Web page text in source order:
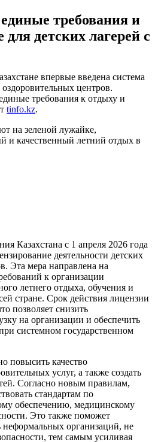
требования и
детских лагерей с
впервые введена система
центров.
требования к отдыху и
tinfo.kz.
Казахстана с 1 апреля 2026 года
деятельности детских
Эта мера направлена на
к организации
летнего отдыха, обучения и
стране. Срок действия лицензии
позволяет снизить
на организации и обеспечить
системном государственном
повысить качество
услуг, а также создать
Согласно новым правилам,
стандартам по
обеспечению, медицинскому
Это также поможет
неформальных организаций, не
тем самым усиливая